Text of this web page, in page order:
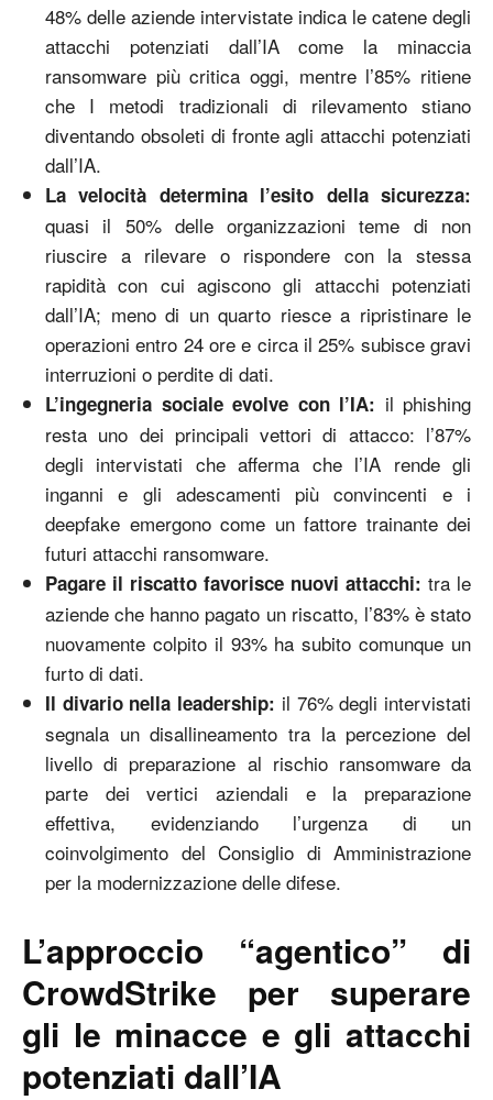
48% delle aziende intervistate indica le catene degli
attacchi potenziati dall’IA come la minaccia
ransomware più critica oggi, mentre l’85% ritiene
che I metodi tradizionali di rilevamento stiano
diventando obsoleti di fronte agli attacchi potenziati
dall’IA.
La velocità determina l’esito della sicurezza:
quasi il 50% delle organizzazioni teme di non
riuscire a rilevare o rispondere con la stessa
rapidità con cui agiscono gli attacchi potenziati
dall’IA; meno di un quarto riesce a ripristinare le
operazioni entro 24 ore e circa il 25% subisce gravi
interruzioni o perdite di dati.
L’ingegneria sociale evolve con l’IA: il phishing
resta uno dei principali vettori di attacco: l’87%
degli intervistati che afferma che l’IA rende gli
inganni e gli adescamenti più convincenti e i
deepfake emergono come un fattore trainante dei
futuri attacchi ransomware.
Pagare il riscatto favorisce nuovi attacchi: tra le
aziende che hanno pagato un riscatto, l’83% è stato
nuovamente colpito il 93% ha subito comunque un
furto di dati.
Il divario nella leadership: il 76% degli intervistati
segnala un disallineamento tra la percezione del
livello di preparazione al rischio ransomware da
parte dei vertici aziendali e la preparazione
effettiva, evidenziando l’urgenza di un
coinvolgimento del Consiglio di Amministrazione
per la modernizzazione delle difese.
L’approccio “agentico” di
CrowdStrike per superare
gli le minacce e gli attacchi
potenziati dall’IA